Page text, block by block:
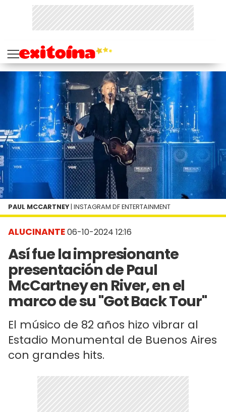
ALUCINANTE06-10-2024 12:16
Así fue la impresionante
presentación de Paul
McCartney en River, en el
marco de su "Got Back Tour"
El músico de 82 años hizo vibrar al
Estadio Monumental de Buenos Aires
con grandes hits.
PAUL MCCARTNEY| INSTAGRAM DF ENTERTAINMENT